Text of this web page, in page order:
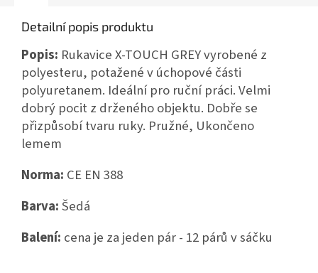
Detailní popis produktu
Popis: Rukavice X-TOUCH GREY vyrobené z
polyesteru, potažené v úchopové části
polyuretanem. Ideální pro ruční práci. Velmi
dobrý pocit z drženého objektu. Dobře se
přizpůsobí tvaru ruky. Pružné, Ukončeno
lemem
Norma: CE EN 388
Barva:Šedá
Balení: cena je za jeden pár - 12 párů v sáčku